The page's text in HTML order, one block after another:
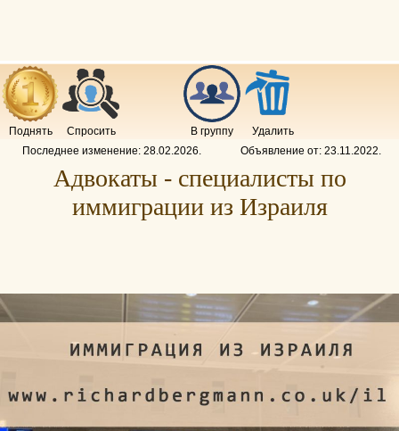
Поднять Спросить В группу
Удалить
Последнее изменение: 28.02.2026. Объявление от: 23.11.2022.
Адвокаты - специалисты по
иммиграции из Израиля